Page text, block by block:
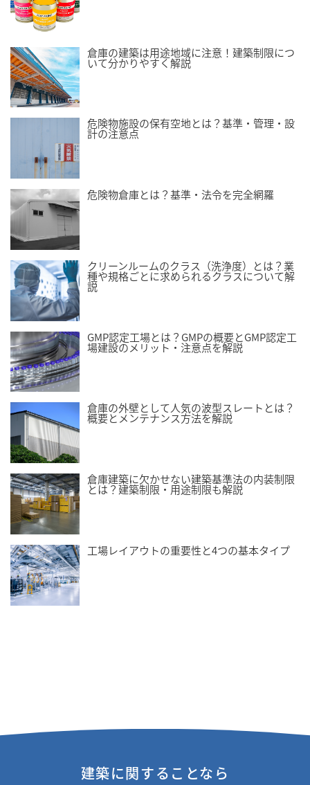
倉庫の建築は用途地域に注意！建築制限につ
いて分かりやすく解説
危険物施設の保有空地とは？基準・管理・設
計の注意点
危険物倉庫とは？基準・法令を完全網羅
クリーンルームのクラス（洗浄度）とは？業
種や規格ごとに求められるクラスについて解
説
GMP認定工場とは？GMPの概要とGMP認定工
場建設のメリット・注意点を解説
倉庫の外壁として人気の波型スレートとは？
概要とメンテナンス方法を解説
倉庫建築に欠かせない建築基準法の内装制限
とは？建築制限・用途制限も解説
工場レイアウトの重要性と4つの基本タイプ
建築に関することなら